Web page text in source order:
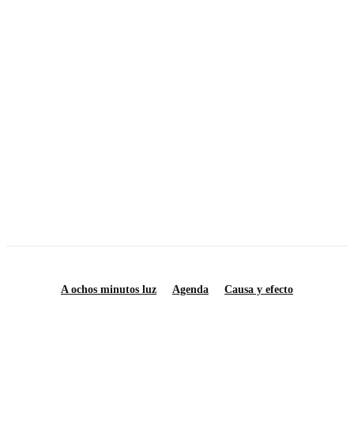
A ochos minutos luz Agenda Causa y efecto